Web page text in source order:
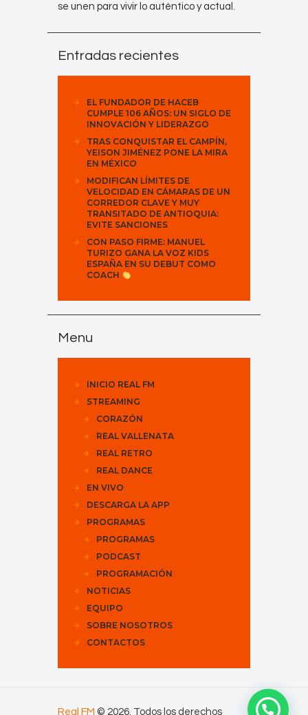
se unen para vivir lo auténtico y actual.
Entradas recientes
EL FUNDADOR DE HACEB
CUMPLE 106 AÑOS: UN SIGLO DE
INNOVACIÓN Y LIDERAZGO
TRAS CONQUISTAR EL CAMPÍN,
YEISON JIMÉNEZ PONE LA MIRA
EN MÉXICO
MODIFICAN LÍMITES DE
VELOCIDAD EN CÁMARAS DE UN
CORREDOR CLAVE Y MUY
TRANSITADO DE ANTIOQUIA:
EVITE SANCIONES
CON PASO FIRME: MANUEL
TURIZO GANA LA VOZ KIDS
ESPAÑA EN SU DEBUT COMO
COACH
Menu
INICIO REAL FM
STREAMING
CORAZÓN
REAL VALLENATA
REAL RETRO
REAL DANCE
EN VIVO
DESCARGA LA APP
PROGRAMAS
PROGRAMAS
PODCAST
PROGRAMACIÓN
NOTICIAS
EQUIPO
SOBRE NOSOTROS
CONTACTOS
Real FM © 2026. Todos los derechos